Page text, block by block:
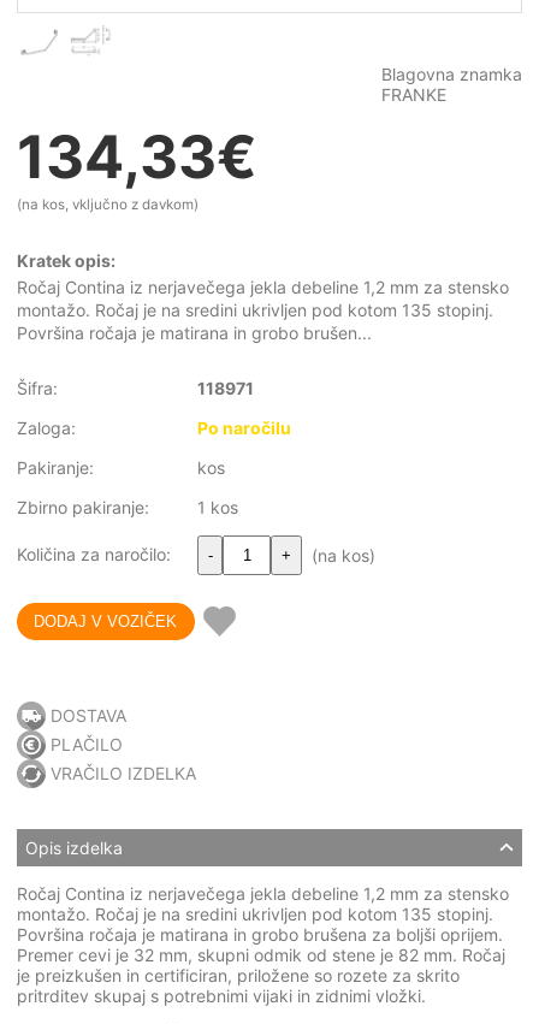
Blagovna znamka
FRANKE
134,33€
(na kos, vključno z davkom)
Kratek opis:
Ročaj Contina iz nerjavečega jekla debeline 1,2 mm za stensko
montažo. Ročaj je na sredini ukrivljen pod kotom 135 stopinj.
Površina ročaja je matirana in grobo brušen...
Šifra:
118971
Zaloga:
Po naročilu
Pakiranje:
kos
Zbirno pakiranje:
1 kos
Količina za naročilo: - + (na kos)
DOSTAVA
PLAČILO
VRAČILO IZDELKA
Opis izdelka
Ročaj Contina iz nerjavečega jekla debeline 1,2 mm za stensko
montažo. Ročaj je na sredini ukrivljen pod kotom 135 stopinj.
Površina ročaja je matirana in grobo brušena za boljši oprijem.
Premer cevi je 32 mm, skupni odmik od stene je 82 mm. Ročaj
je preizkušen in certificiran, priložene so rozete za skrito
pritrditev skupaj s potrebnimi vijaki in zidnimi vložki.